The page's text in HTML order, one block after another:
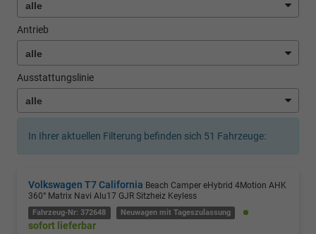
Antrieb
Ausstattungslinie
In Ihrer aktuellen Filterung befinden sich 51 Fahrzeuge:
Volkswagen T7 California Beach Camper eHybrid 4Motion AHK
360° Matrix Navi Alu17 GJR Sitzheiz Keyless
Fahrzeug-Nr: 372648 Neuwagen mit Tageszulassung
sofort lieferbar